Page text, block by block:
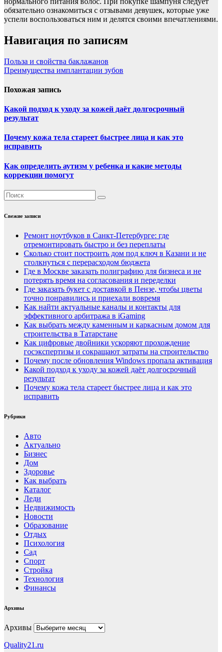
обязательно ознакомиться с отзывами девушек, которые уже
успели воспользоваться ним и делятся своими впечатлениями.
Навигация по записям
Польза и свойства баклажанов
Преимущества имплантации зубов
Похожая запись
Какой подход к уходу за кожей даёт долгосрочный
результат
Почему кожа тела стареет быстрее лица и как это
исправить
Как определить аутизм у ребенка и какие методы
коррекции помогут
Свежие записи
Ремонт ноутбуков в Санкт-Петербурге: где
отремонтировать быстро и без переплаты
Сколько стоит построить дом под ключ в Казани и не
столкнуться с перерасходом бюджета
Где в Москве заказать полиграфию для бизнеса и не
потерять время на согласования и переделки
Где заказать букет с доставкой в Пензе, чтобы цветы
точно понравились и приехали вовремя
Как найти актуальные каналы и контакты для
эффективного арбитража в iGaming
Как выбрать между каменным и каркасным домом для
строительства в Татарстане
Как цифровые двойники ускоряют прохождение
госэкспертизы и сокращают затраты на строительство
Почему после обновления Windows пропала активация
Какой подход к уходу за кожей даёт долгосрочный
результат
Почему кожа тела стареет быстрее лица и как это
исправить
Рубрики
Авто
Актуально
Бизнес
Дом
Здоровье
Как выбрать
Каталог
Леди
Недвижимость
Новости
Образование
Отдых
Психология
Сад
Спорт
Стройка
Технология
Финансы
Архивы
Архивы
Quality21.ru